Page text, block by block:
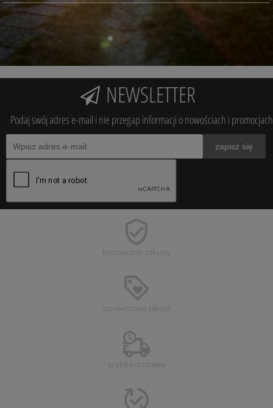
NEWSLETTER
Podaj swój adres e-mail i nie przegap informacji o nowościach i
zapisz się
bezpieczne zakupy
sprawdzona jakość
szybka dostawa